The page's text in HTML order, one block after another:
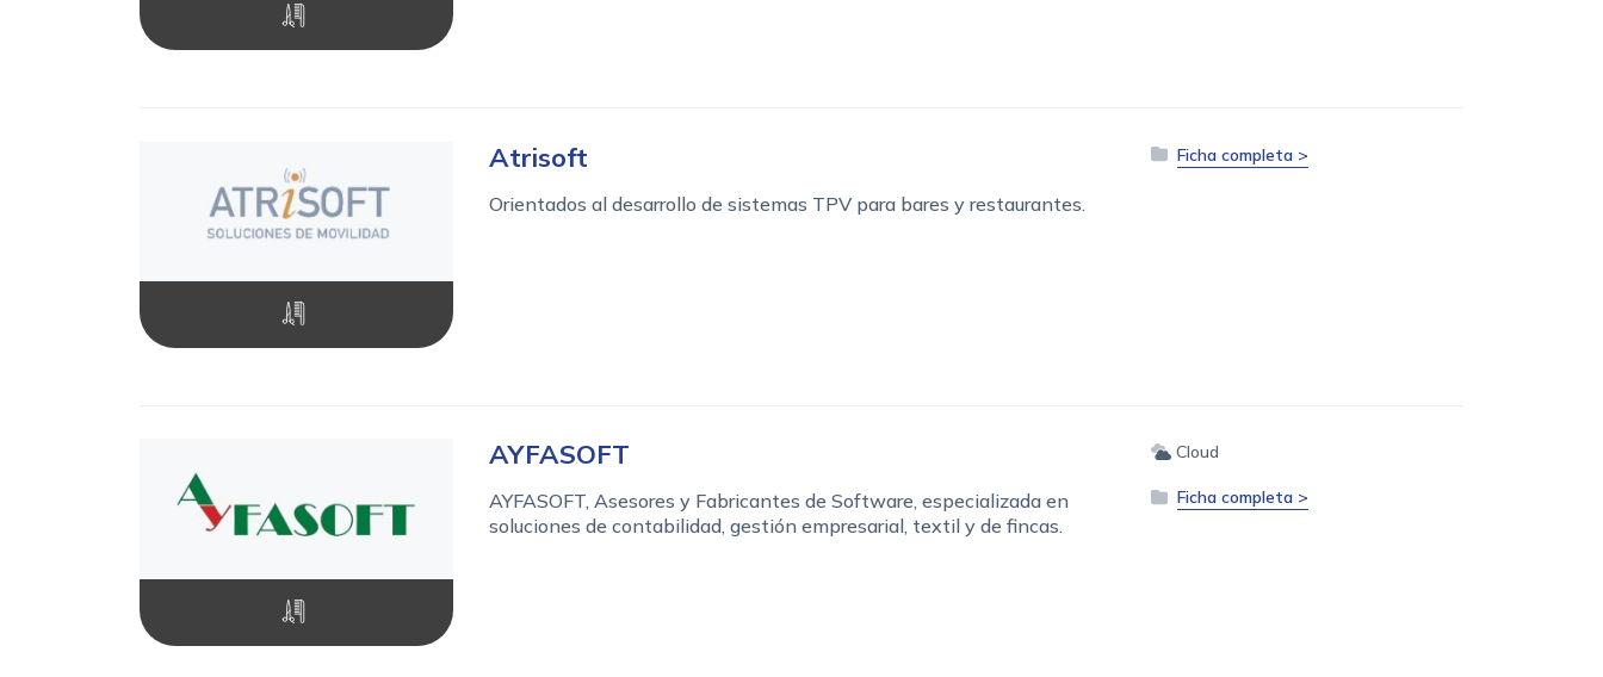
Atrisoft
Orientados al desarrollo de sistemas TPV para bares y restaurantes.
Ficha completa >
AYFASOFT
AYFASOFT, Asesores y Fabricantes de Software, especializada en
soluciones de contabilidad, gestión empresarial, textil y de fincas.
Cloud
Ficha completa >